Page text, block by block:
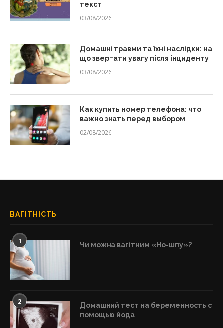
текст
03/08/2026
Домашні травми та їхні наслідки: на
що звертати увагу після інциденту
03/08/2026
Как купить номер телефона: что
важно знать перед выбором
02/08/2026
ВАГІТНІСТЬ
1 Чи можна вагітним «Но-шпу»?
2
Домашний тест на беременность с
помощью йода